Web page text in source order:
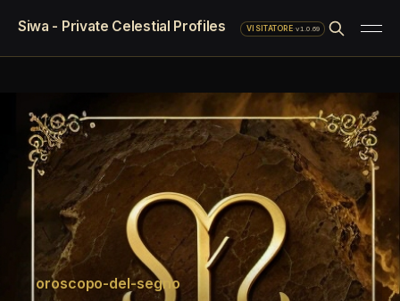
Siwa - Private Celestial Profiles VISITATORE·v1.0.69
oroscopo-del-segno